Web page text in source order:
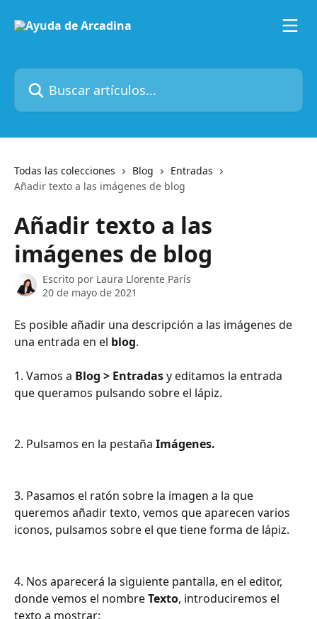
Buscar artículos...
Todas las colecciones Blog
Entradas
Añadir texto a las imágenes de blog
Añadir texto a las
imágenes de blog
Escrito por Laura Llorente París
20 de mayo de 2021
Es posible añadir una descripción a las imágenes de
una entrada en el blog.
1. Vamos a Blog > Entradas y editamos la entrada
que queramos pulsando sobre el lápiz.
2. Pulsamos en la pestaña Imágenes.
3. Pasamos el ratón sobre la imagen a la que
queremos añadir texto, vemos que aparecen varios
iconos, pulsamos sobre el que tiene forma de lápiz.
4. Nos aparecerá la siguiente pantalla, en el editor,
donde vemos el nombre Texto, introduciremos el
texto a mostrar: